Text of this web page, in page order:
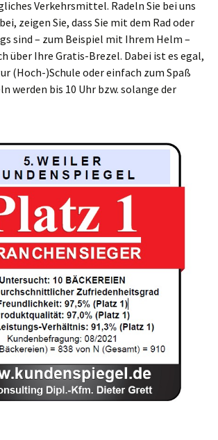
Verkehrsmittel. Radeln Sie bei uns
zeigen Sie, dass Sie mit dem Rad oder
sind – zum Beispiel mit Ihrem Helm –
über Ihre Gratis-Brezel. Dabei ist es egal,
(Hoch-)Schule oder einfach zum Spaß
werden bis 10 Uhr bzw. solange der